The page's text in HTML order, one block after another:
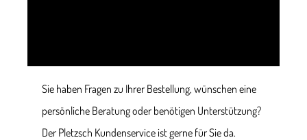
Sie haben Fragen zu Ihrer Bestellung, wünschen eine
persönliche Beratung oder benötigen Unterstützung?
Der Pletzsch Kundenservice ist gerne für Sie da.